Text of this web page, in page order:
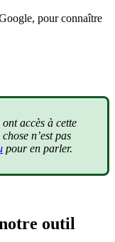
pour connaître
accès à cette
n’est pas
pour en parler.
outil